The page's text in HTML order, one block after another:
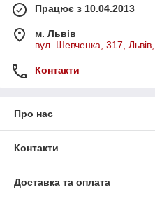
Працює з 10.04.2013
м. Львів
вул. Шевченка, 317, Львів,
Контакти
Про нас
Контакти
Доставка та оплата